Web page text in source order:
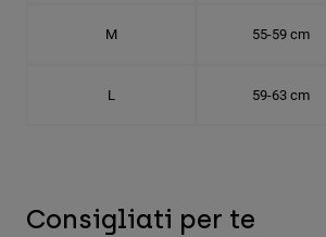
M 55-59 cm
L 59-63 cm
Consigliati per te